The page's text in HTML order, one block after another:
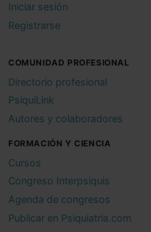
Iniciar sesión
Registrarse
COMUNIDAD PROFESIONAL
Directorio profesional
PsiquiLink
Autores y colaboradores
FORMACIÓN Y CIENCIA
Cursos
Congreso Interpsiquis
Agenda de congresos
Publicar en Psiquiatria.com